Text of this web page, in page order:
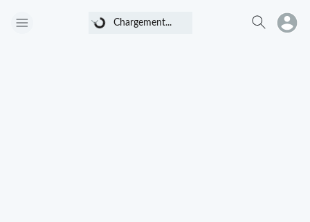
Chargement...